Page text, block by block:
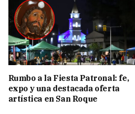
Rumbo a la Fiesta Patronal: fe,
expo y una destacada oferta
artística en San Roque